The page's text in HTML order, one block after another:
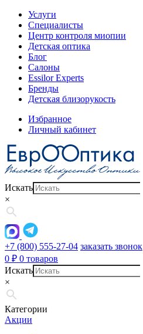
Услуги
Специалисты
Центр контроля миопии
Детская оптика
Блог
Салоны
Essilor Experts
Бренды
Детская близорукость
Избранное
Личный кабинет
Искать
×
+7 (800) 555-27-04 заказать звонок
0 ₽ 0 товаров
Искать
×
Категории
Акции